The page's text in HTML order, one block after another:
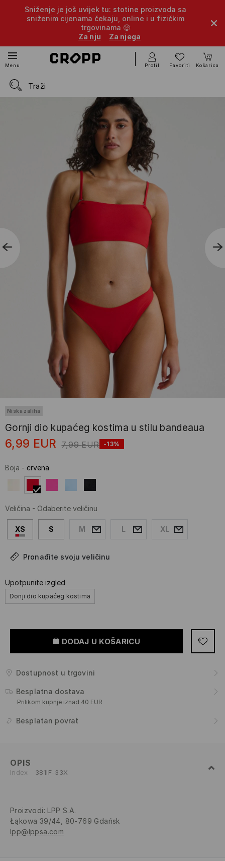
Sniženje je još uvijek tu: stotine proizvoda sa
sniženim cijenama čekaju, online i u fizičkim
trgovinama 🤑
Za nju
Za njega
Menu Profil Favoriti Košarica
Niska zaliha
Gornji dio kupaćeg kostima u stilu bandeaua
6,99 EUR 7,99 EUR -13%
Boja - crvena
Veličina - Odaberite veličinu
XS S M L XL
Pronađite svoju veličinu
Upotpunite izgled
Donji dio kupaćeg kostima
DODAJ U KOŠARICU
Dostupnost u trgovini
Besplatna dostava
Prilikom kupnje iznad 40 EUR
Besplatan povrat
OPIS
Index 381IF-33X
Proizvodi: LPP S.A.
Łąkowa 39/44, 80-769 Gdańsk
lpp@lppsa.com